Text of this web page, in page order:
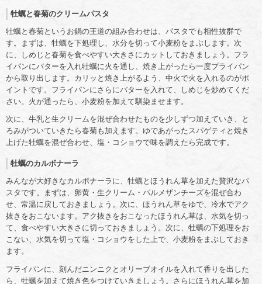
牡蠣と春菊のクリームパスタ
牡蠣と春菊というお鍋の王道の組み合わせは、パスタでも相性抜群で
す。まずは、牡蠣を下処理し、水分を切って小麦粉をまぶします。次
に、しめじと春菊を食べやすい大きさにカットしておきましょう。フラ
イパンにバターを入れ牡蠣に火を通し、焼き上がったら一度プライパン
から取り出します。カリッと焼き上がるよう、中火で火を入れるのがポ
イントです。フライパンにさらにバターを入れて、しめじを炒めてくだ
さい。火が通ったら、小麦粉を加えて馴染ませます。
次に、牛乳と生クリームを混ぜ合わせたものを少しずつ加えていき、と
ろみがついていきたら春菊も加えます。ゆであがったスパゲティと焼き
上げた牡蠣を混ぜ合わせ、塩・コショウで味を調えたら完成です。
牡蠣のカルボナーラ
みんなが大好きなカルボナーラに、牡蠣とほうれん草を加えた贅沢なパ
スタです。まずは、卵黄・生クリーム・パルメザンチーズを混ぜ合わ
せ、常温に戻しておきましょう。次に、ほうれん草をゆで、冷水でアク
抜きをおこないます。アク抜きをおこなったほうれん草は、水気を切っ
て、食べやすい大きさに切っておきましょう。次に、牡蠣の下処理をお
こない、水気を切って塩・コショウをした上で、小麦粉をまぶしておき
ます。
フライパンに、刻んだニンニクとオリーブオイルを入れて香りを出した
ら、牡蠣を加えて焼き色をつけていきましょう。さらにほうれん草を加